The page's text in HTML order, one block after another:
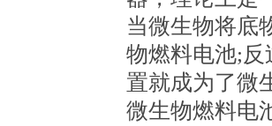
当微生物将底
物燃料电池;
置就成为了微
微生物燃料电